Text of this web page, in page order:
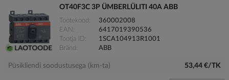
OT40F3C 3P ÜMBERLÜLITI 40A ABB
Tootekood
360002008
EAN
6417019390536
Tootja ID
1SCA104913R1001
Bränd
ABB
Püsikliendi soodustusega (km-ta) 53,44 €/TK